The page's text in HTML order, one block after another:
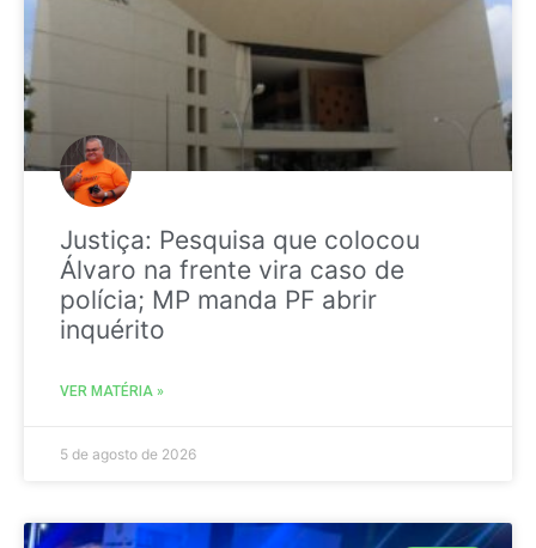
Justiça: Pesquisa que colocou
Álvaro na frente vira caso de
polícia; MP manda PF abrir
inquérito
VER MATÉRIA »
5 de agosto de 2026